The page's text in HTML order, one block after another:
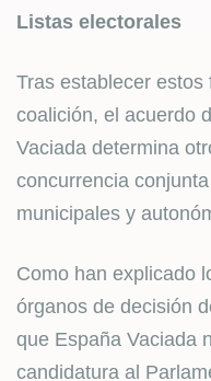
Listas electorales
Tras establecer
coalición, el acuerdo
Vaciada determina
concurrencia
municipales y
Como han explicado
órganos de decisión
que España Vaciada
candidatura al